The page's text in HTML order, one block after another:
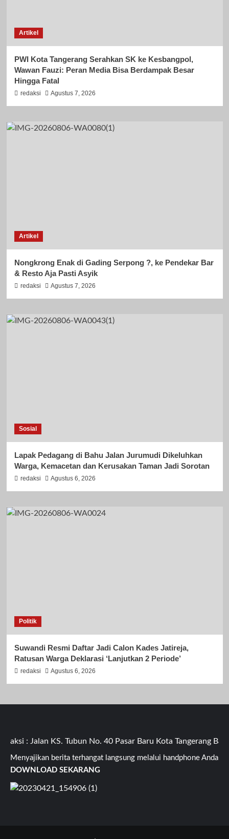
Artikel
PWI Kota Tangerang Serahkan SK ke Kesbangpol,
Wawan Fauzi: Peran Media Bisa Berdampak Besar
Hingga Fatal
redaksi Agustus 7, 2026
Artikel
Nongkrong Enak di Gading Serpong ?, ke Pendekar Bar
& Resto Aja Pasti Asyik
redaksi Agustus 7, 2026
Sosial
Lapak Pedagang di Bahu Jalan Jurumudi Dikeluhkan
Warga, Kemacetan dan Kerusakan Taman Jadi Sorotan
redaksi Agustus 6, 2026
Politik
Suwandi Resmi Daftar Jadi Calon Kades Jatireja,
Ratusan Warga Deklarasi ‘Lanjutkan 2 Periode’
redaksi Agustus 6, 2026
: Jalan KS. Tubun No. 40 Pasar Baru Kota Tangerang
Menyajikan berita terhangat langsung melalui handphone Anda
DOWNLOAD SEKARANG